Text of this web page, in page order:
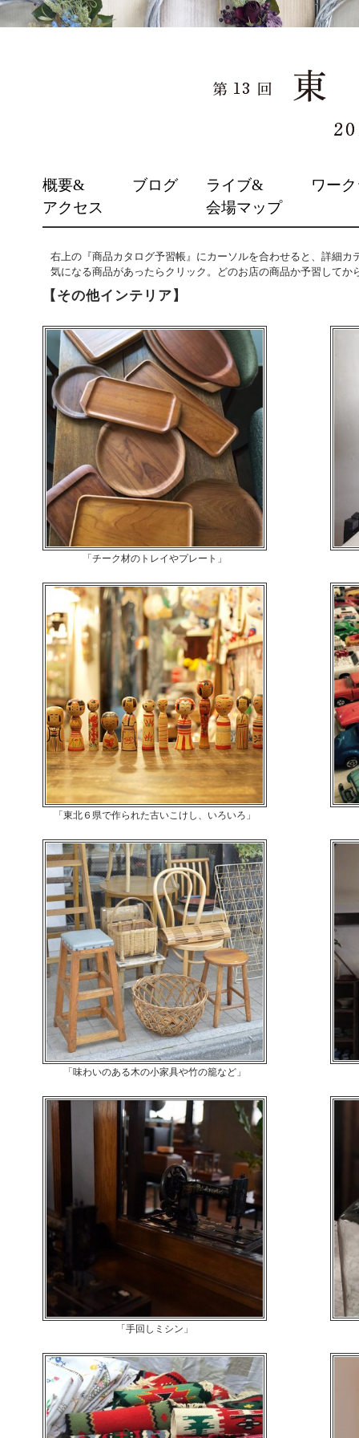
TO
CONTENT
概要&
アクセス
ブログ
ライブ&
会場マップ
ワー
右上の『商品カタログ予習帳』にカーソルを合わせると、詳細カ
気になる商品があったらクリック。どのお店の商品か予習してか
【その他インテリア】
「チーク材のトレイやプレート」
「東北６県で作られた古いこけし、いろいろ」
「味わいのある木の小家具や竹の籠など」
「手回しミシン」